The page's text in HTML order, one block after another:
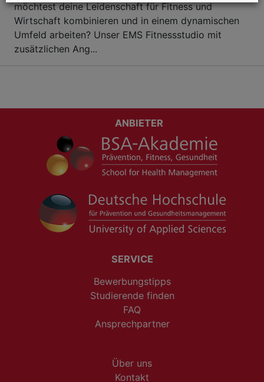
möchtest deine Leidenschaft für Fitness und
Wirtschaft kombinieren und in einem dynamischen
Umfeld arbeiten? Unser EMS Fitnessstudio mit
zusätzlichen Ang...
ANBIETER
SERVICE
Bewerbungstipps
Studierende finden
FAQ
Ansprechpartner
Über uns
Kontakt